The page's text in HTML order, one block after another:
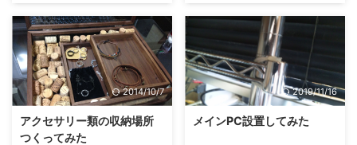
2014/10/7
アクセサリー類の収納場所
つくってみた
2019/11/16
メインPC設置してみた